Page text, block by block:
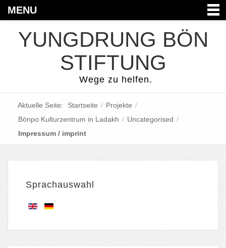
MENU
YUNGDRUNG BÖN
STIFTUNG
Wege zu helfen.
Aktuelle Seite: Startseite / Projekte /
Bönpo Kulturzentrum in Ladakh / Uncategorised /
Impressum / imprint
Sprachauswahl